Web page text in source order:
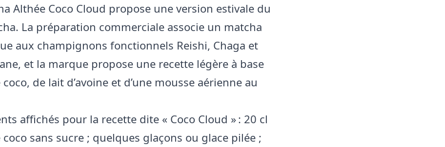
Althée Coco Cloud propose une version estivale du
La préparation commerciale associe un matcha
aux champignons fonctionnels Reishi, Chaga et
et la marque propose une recette légère à base
coco, de lait d’avoine et d’une mousse aérienne au
affichés pour la recette dite « Coco Cloud » : 20 cl
coco sans sucre ; quelques glaçons ou glace pilée ;